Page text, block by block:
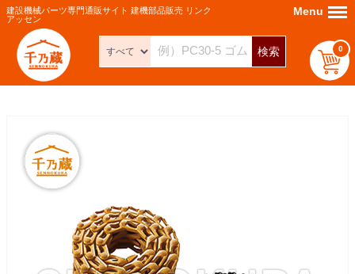
建設機械パーツ専門通販サイト 建機部品販売 リンク
アッセン
検索 0
Menu Menu